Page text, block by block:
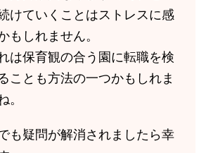
けていくことはストレスに感
もしれません。
は保育観の合う園に転職を検
ことも方法の一つかもしれま
。
も疑問が解消されましたら幸